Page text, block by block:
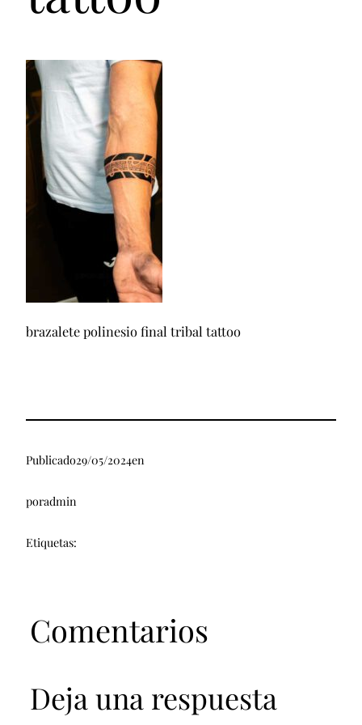
brazalete polinesio final tribal tattoo
Publicado29/05/2024en
poradmin
Etiquetas:
Comentarios
Deja una respuesta